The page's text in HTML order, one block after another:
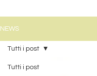
NEWS
Tutti i post
Tutti i post